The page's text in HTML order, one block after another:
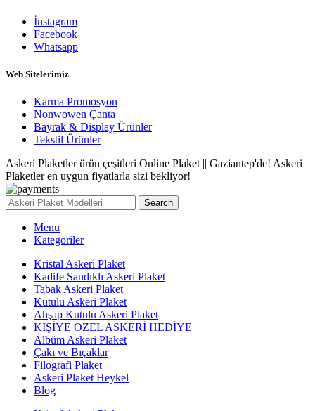
İnstagram
Facebook
Whatsapp
Web Sitelerimiz
Karma Promosyon
Nonwowen Çanta
Bayrak & Display Ürünler
Tekstil Ürünler
Askeri Plaketler ürün çeşitleri Online Plaket || Gaziantep'de! Askeri
Plaketler en uygun fiyatlarla sizi bekliyor!
Search
Menu
Kategoriler
Kristal Askeri Plaket
Kadife Sandıklı Askeri Plaket
Tabak Askeri Plaket
Kutulu Askeri Plaket
Ahşap Kutulu Askeri Plaket
KİŞİYE ÖZEL ASKERİ HEDİYE
Albüm Askeri Plaket
Çakı ve Bıçaklar
Filografi Plaket
Askeri Plaket Heykel
Blog